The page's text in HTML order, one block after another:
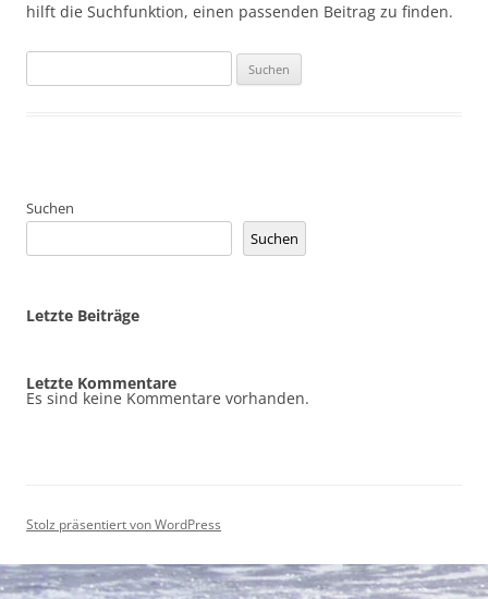
hilft die Suchfunktion, einen passenden Beitrag zu finden.
nach:
Suchen
Suchen
Letzte Beiträge
Letzte Kommentare
Es sind keine Kommentare vorhanden.
Stolz präsentiert von WordPress